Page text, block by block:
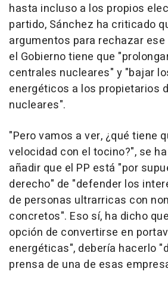
hasta incluso a los propios
partido, Sánchez ha criticado
argumentos para rechazar
el Gobierno tiene que
centrales nucleares" y "bajar
energéticos a los propietarios
nucleares".
"Pero vamos a ver, ¿qué tiene
velocidad con el tocino?", se
añadir que el PP está "por
derecho" de "defender los
de personas ultrarricas con
concretos". Eso sí, ha dicho
opción de convertirse en
energéticas", debería hacerlo
prensa de una de esas